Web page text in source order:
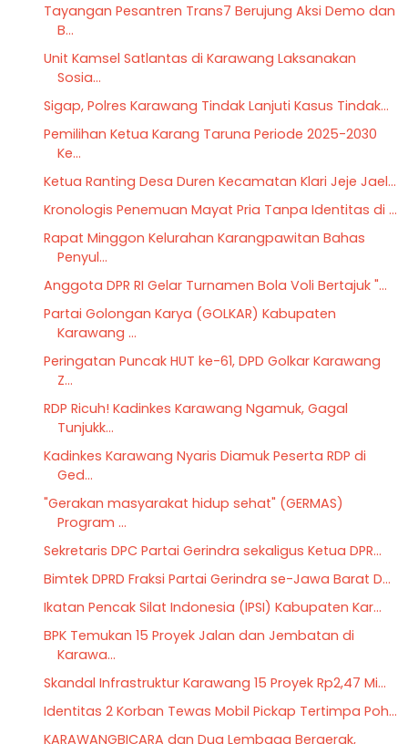
Tayangan Pesantren Trans7 Berujung Aksi Demo dan
B...
Unit Kamsel Satlantas di Karawang Laksanakan
Sosia...
Sigap, Polres Karawang Tindak Lanjuti Kasus Tindak...
Pemilihan Ketua Karang Taruna Periode 2025-2030
Ke...
Ketua Ranting Desa Duren Kecamatan Klari Jeje Jael...
Kronologis Penemuan Mayat Pria Tanpa Identitas di ...
Rapat Minggon Kelurahan Karangpawitan Bahas
Penyul...
Anggota DPR RI Gelar Turnamen Bola Voli Bertajuk "...
Partai Golongan Karya (GOLKAR) Kabupaten
Karawang ...
Peringatan Puncak HUT ke-61, DPD Golkar Karawang
Z...
RDP Ricuh! Kadinkes Karawang Ngamuk, Gagal
Tunjukk...
Kadinkes Karawang Nyaris Diamuk Peserta RDP di
Ged...
"Gerakan masyarakat hidup sehat" (GERMAS)
Program ...
Sekretaris DPC Partai Gerindra sekaligus Ketua DPR...
Bimtek DPRD Fraksi Partai Gerindra se-Jawa Barat D...
Ikatan Pencak Silat Indonesia (IPSI) Kabupaten Kar...
BPK Temukan 15 Proyek Jalan dan Jembatan di
Karawa...
Skandal Infrastruktur Karawang 15 Proyek Rp2,47 Mi...
Identitas 2 Korban Tewas Mobil Pickap Tertimpa Poh...
KARAWANGBICARA dan Dua Lembaga Bergerak,